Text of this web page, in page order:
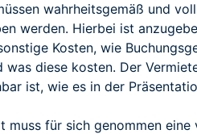
wahrheitsgemäß und
werden. Hierbei ist
Kosten, wie
was diese kosten. Der
ist, wie es in der
muss für sich genommen